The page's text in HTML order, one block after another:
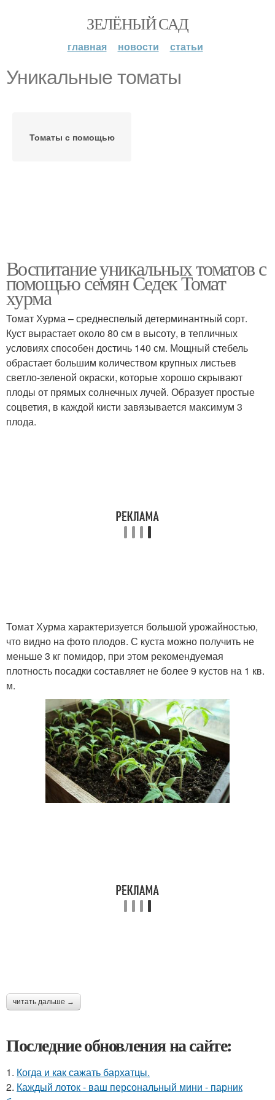
ЗЕЛЁНЫЙ САД
главная новости статьи
Уникальные томаты
Томаты с помощью
Воспитание уникальных томатов с
помощью семян Седек Томат
хурма
Томат Хурма – среднеспелый детерминантный сорт.
Куст вырастает около 80 см в высоту, в тепличных
условиях способен достичь 140 см. Мощный стебель
обрастает большим количеством крупных листьев
светло-зеленой окраски, которые хорошо скрывают
плоды от прямых солнечных лучей. Образует простые
соцветия, в каждой кисти завязывается максимум 3
плода.
Томат Хурма характеризуется большой урожайностью,
что видно на фото плодов. С куста можно получить не
меньше 3 кг помидор, при этом рекомендуемая
плотность посадки составляет не более 9 кустов на 1 кв.
м.
читать дальше →
Последние обновления на сайте:
1. Когда и как сажать бархатцы.
2. Каждый лоток - ваш персональный мини - парник